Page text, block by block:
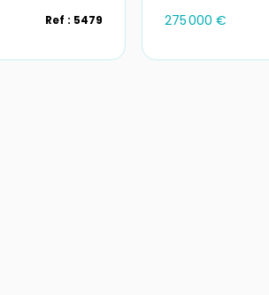
Ref : 5479 275 000 €